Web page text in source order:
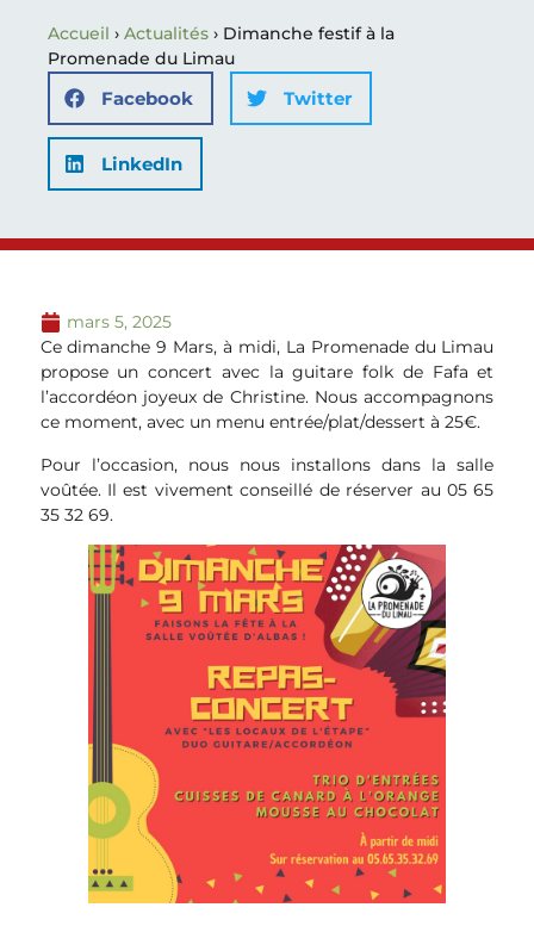
Accueil › Actualités › Dimanche festif à la
Promenade du Limau
Facebook Twitter
LinkedIn
mars 5, 2025
Ce dimanche 9 Mars, à midi, La Promenade du Limau
propose un concert avec la guitare folk de Fafa et
l’accordéon joyeux de Christine. Nous accompagnons
ce moment, avec un menu entrée/plat/dessert à 25€.
Pour l’occasion, nous nous installons dans la salle
voûtée. Il est vivement conseillé de réserver au 05 65
35 32 69.